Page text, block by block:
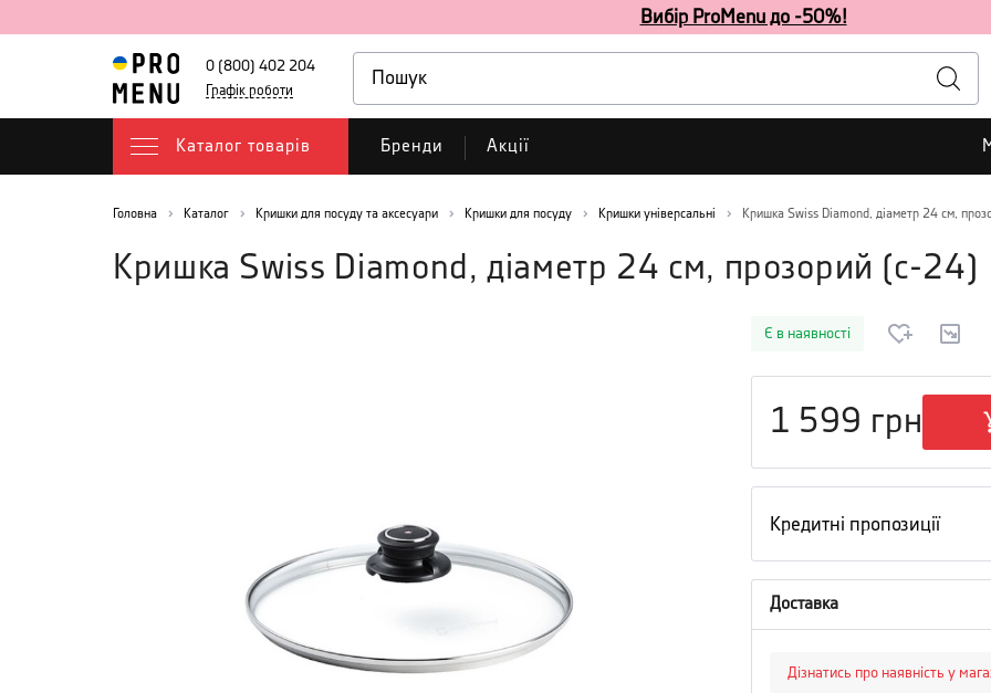
Вибір ProMenu до -50%!
0 (800) 402 204
Графік роботи
Каталог товарів Бренди Акції
Головна Каталог Кришки для посуду та аксесуари Кришки для посуду Кришки універсальні Кришка Swiss Diamond, діаметр 24 см,
Кришка Swiss Diamond, діаметр 24 см, прозорий ( c-24)
Є в наявності
1 599 грн
Кредитні пропозиції
Доставка
Дізнатись про наявність у